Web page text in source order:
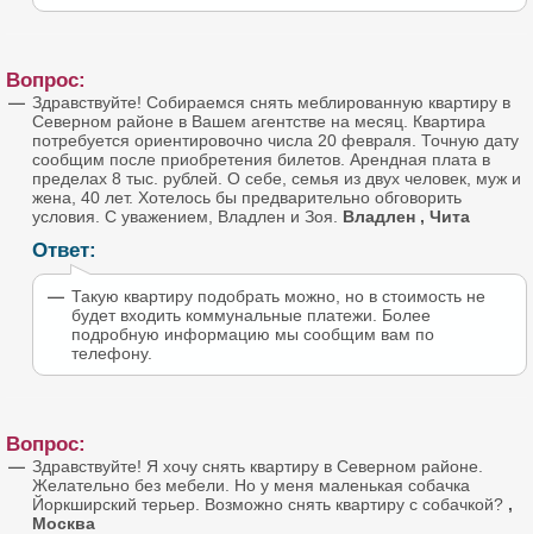
Вопрос:
Здравствуйте! Собираемся снять меблированную квартиру в
Северном районе в Вашем агентстве на месяц. Квартира
потребуется ориентировочно числа 20 февраля. Точную дату
сообщим после приобретения билетов. Арендная плата в
пределах 8 тыс. рублей. О себе, семья из двух человек, муж и
жена, 40 лет. Хотелось бы предварительно обговорить
условия. С уважением, Владлен и Зоя. Владлен , Чита
Ответ:
Такую квартиру подобрать можно, но в стоимость не
будет входить коммунальные платежи. Более
подробную информацию мы сообщим вам по
телефону.
Вопрос:
Здравствуйте! Я хочу снять квартиру в Северном районе.
Желательно без мебели. Но у меня маленькая собачка
Йоркширский терьер. Возможно снять квартиру с собачкой? ,
Москва